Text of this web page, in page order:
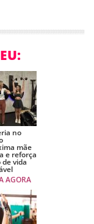
no
mãe
e reforça
vida
AGORA